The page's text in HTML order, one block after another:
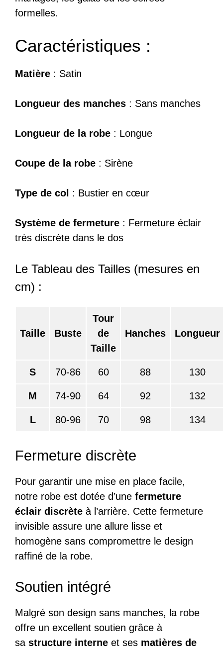
formelles.
Caractéristiques :
Matière : Satin
Longueur des manches : Sans manches
Longueur de la robe : Longue
Coupe de la robe : Sirène
Type de col : Bustier en cœur
Système de fermeture : Fermeture éclair
très discrète dans le dos
Le Tableau des Tailles (mesures en
cm) :
Taille Buste
Tour
de
Taille
Hanches Longueur
S 70-86 60 88 130
M 74-90 64 92 132
L 80-96 70 98 134
Fermeture discrète
Pour garantir une mise en place facile,
notre robe est dotée d’une fermeture
éclair discrète à l’arrière. Cette fermeture
invisible assure une allure lisse et
homogène sans compromettre le design
raffiné de la robe.
Soutien intégré
Malgré son design sans manches, la robe
offre un excellent soutien grâce à
sa structure interne et ses matières de